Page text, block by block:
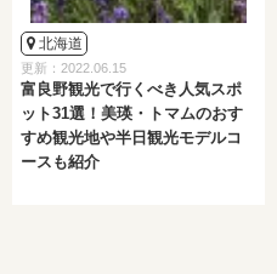
北海道
更新：2022.06.15
富良野観光で行くべき人気スポ
ット31選！美瑛・トマムのおす
すめ観光地や半日観光モデルコ
ースも紹介